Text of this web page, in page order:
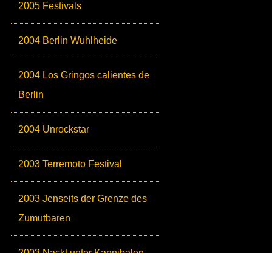
2005 Festivals
2004 Berlin Wuhlheide
2004 Los Gringos calientes de
Berlin
2004 Unrockstar
2003 Terremoto Festival
2003 Jenseits der Grenze des
Zumutbaren